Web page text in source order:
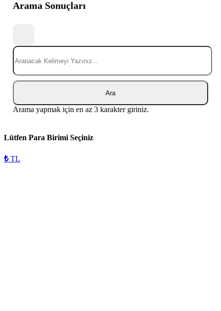
Arama Sonuçları
Ara
Arama yapmak için en az 3 karakter giriniz.
Lütfen Para Birimi Seçiniz
₺TL